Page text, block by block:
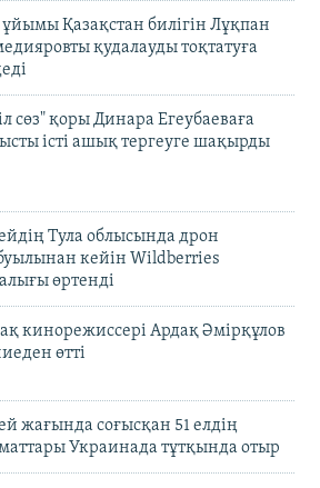
ұйымы Қазақстан билігін Лұқпан
қудалауды тоқтатуға
сөз" қоры Динара Егеубаеваға
істі ашық тергеуге шақырды
Тула облысында дрон
кейін Wildberries
өртенді
кинорежиссері Ардақ Әмірқұлов
өтті
жағында соғысқан 51 елдің
Украинада тұтқында отыр